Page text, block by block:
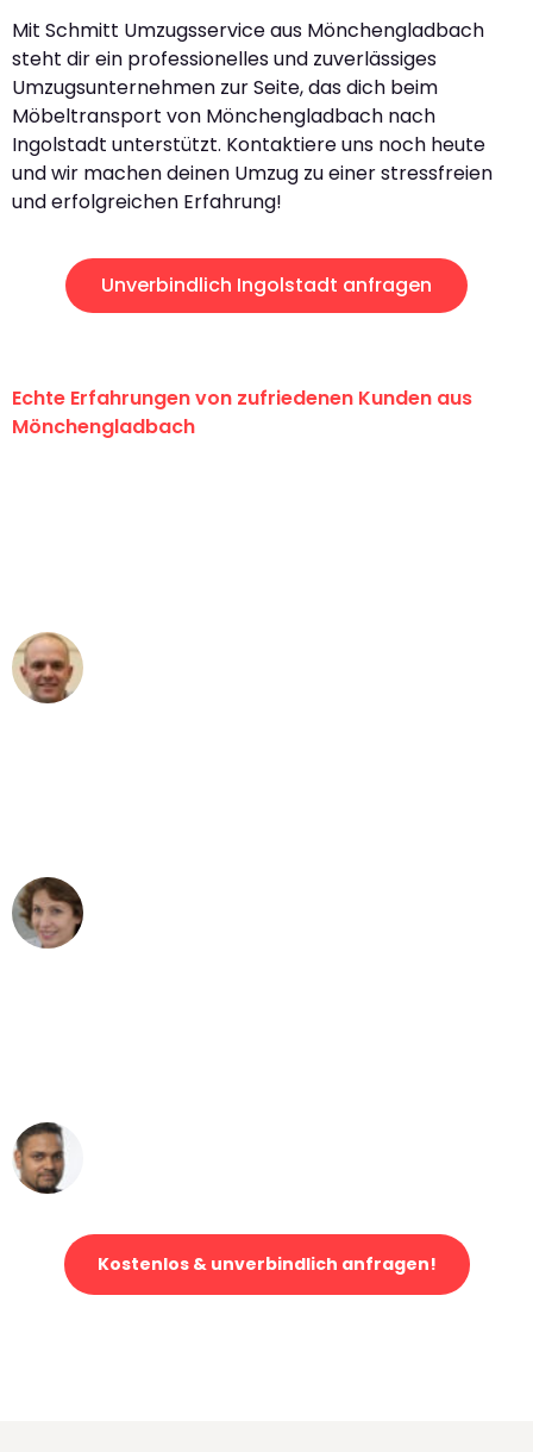
Mit Schmitt Umzugsservice aus Mönchengladbach
steht dir ein professionelles und zuverlässiges
Umzugsunternehmen zur Seite, das dich beim
Möbeltransport von Mönchengladbach nach
Ingolstadt unterstützt. Kontaktiere uns noch heute
und wir machen deinen Umzug zu einer stressfreien
und erfolgreichen Erfahrung!
Unverbindlich Ingolstadt anfragen
Echte Erfahrungen von zufriedenen Kunden aus
Mönchengladbach
Kostenlos & unverbindlich anfragen!